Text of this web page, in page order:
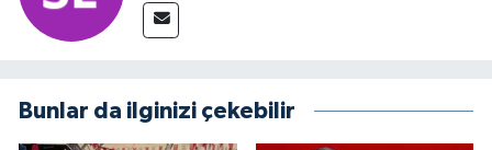
Bunlar da ilginizi çekebilir